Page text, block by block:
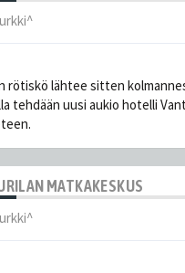
rötiskö lähtee sitten
tehdään uusi aukio hotelli
MATKAKESKUS